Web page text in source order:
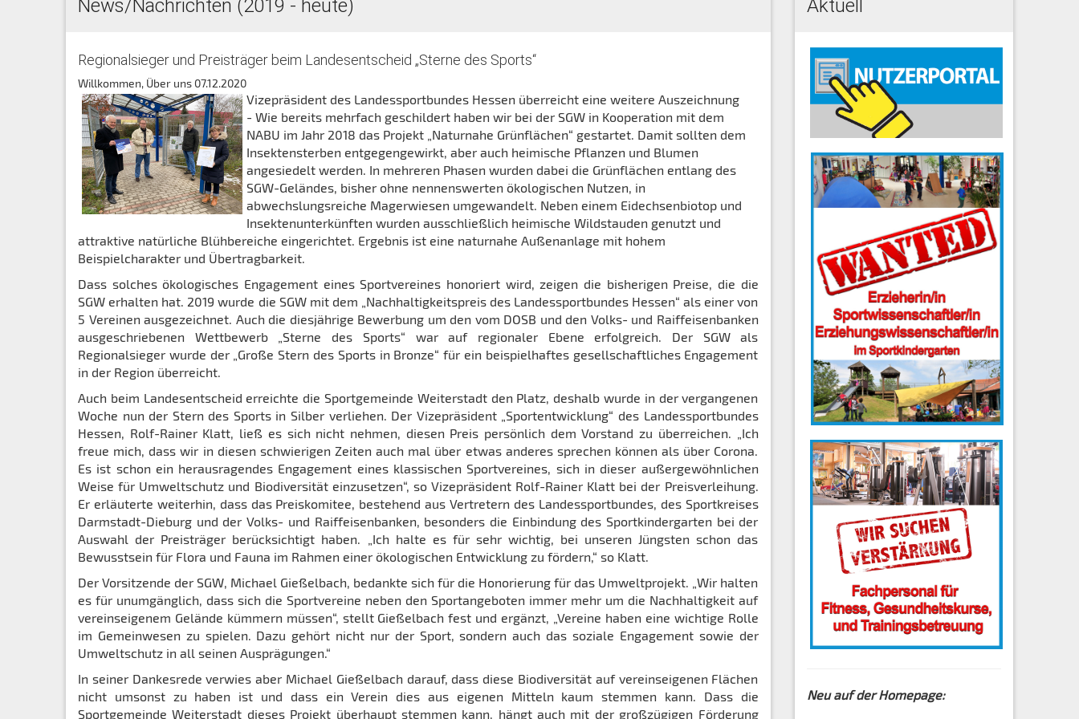
News/Nachrichten (2019 - heute)
Regionalsieger und Preisträger beim Landesentscheid „Sterne des Sports“
Willkommen, Über uns 07.12.2020
Vizepräsident des Landessportbundes Hessen überreicht eine weitere Auszeichnung
- Wie bereits mehrfach geschildert haben wir bei der SGW in Kooperation mit dem
NABU im Jahr 2018 das Projekt „Naturnahe Grünflächen“ gestartet. Damit sollten dem
Insektensterben entgegengewirkt, aber auch heimische Pflanzen und Blumen
angesiedelt werden. In mehreren Phasen wurden dabei die Grünflächen entlang des
SGW-Geländes, bisher ohne nennenswerten ökologischen Nutzen, in
abwechslungsreiche Magerwiesen umgewandelt. Neben einem Eidechsenbiotop und
Insektenunterkünften wurden ausschließlich heimische Wildstauden genutzt und
attraktive natürliche Blühbereiche eingerichtet. Ergebnis ist eine naturnahe Außenanlage mit hohem
Beispielcharakter und Übertragbarkeit.
Dass solches ökologisches Engagement eines Sportvereines honoriert wird, zeigen die bisherigen Preise, die die
SGW erhalten hat. 2019 wurde die SGW mit dem „Nachhaltigkeitspreis des Landessportbundes Hessen“ als einer von
5 Vereinen ausgezeichnet. Auch die diesjährige Bewerbung um den vom DOSB und den Volks- und Raiffeisenbanken
ausgeschriebenen Wettbewerb „Sterne des Sports“ war auf regionaler Ebene erfolgreich. Der SGW als
Regionalsieger wurde der „Große Stern des Sports in Bronze“ für ein beispielhaftes gesellschaftliches Engagement
in der Region überreicht.
Auch beim Landesentscheid erreichte die Sportgemeinde Weiterstadt den Platz, deshalb wurde in der vergangenen
Woche nun der Stern des Sports in Silber verliehen. Der Vizepräsident „Sportentwicklung“ des Landessportbundes
Hessen, Rolf-Rainer Klatt, ließ es sich nicht nehmen, diesen Preis persönlich dem Vorstand zu überreichen. „Ich
freue mich, dass wir in diesen schwierigen Zeiten auch mal über etwas anderes sprechen können als über Corona.
Es ist schon ein herausragendes Engagement eines klassischen Sportvereines, sich in dieser außergewöhnlichen
Weise für Umweltschutz und Biodiversität einzusetzen“, so Vizepräsident Rolf-Rainer Klatt bei der Preisverleihung.
Er erläuterte weiterhin, dass das Preiskomitee, bestehend aus Vertretern des Landessportbundes, des Sportkreises
Darmstadt-Dieburg und der Volks- und Raiffeisenbanken, besonders die Einbindung des Sportkindergarten bei der
Auswahl der Preisträger berücksichtigt haben. „Ich halte es für sehr wichtig, bei unseren Jüngsten schon das
Bewusstsein für Flora und Fauna im Rahmen einer ökologischen Entwicklung zu fördern,“ so Klatt.
Der Vorsitzende der SGW, Michael Gießelbach, bedankte sich für die Honorierung für das Umweltprojekt. „Wir halten
es für unumgänglich, dass sich die Sportvereine neben den Sportangeboten immer mehr um die Nachhaltigkeit auf
vereinseigenem Gelände kümmern müssen“, stellt Gießelbach fest und ergänzt, „Vereine haben eine wichtige Rolle
im Gemeinwesen zu spielen. Dazu gehört nicht nur der Sport, sondern auch das soziale Engagement sowie der
Umweltschutz in all seinen Ausprägungen.“
In seiner Dankesrede verwies aber Michael Gießelbach darauf, dass diese Biodiversität auf vereinseigenen Flächen
nicht umsonst zu haben ist und dass ein Verein dies aus eigenen Mitteln kaum stemmen kann. Dass die
Sportgemeinde Weiterstadt dieses Projekt überhaupt stemmen kann, hängt auch mit der großzügigen Förderung
Aktuell
Neu auf der Homepage: